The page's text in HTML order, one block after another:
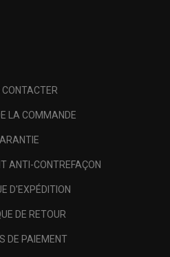
CONTACTER
LA COMMANDE
ANTI-CONTREFAÇON
D'EXPÉDITION
DE RETOUR
DE PAIEMENT